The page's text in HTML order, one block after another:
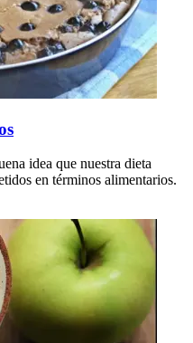
idea que nuestra dieta
en términos alimentarios.